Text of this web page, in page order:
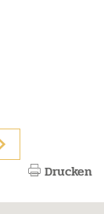
Drucken